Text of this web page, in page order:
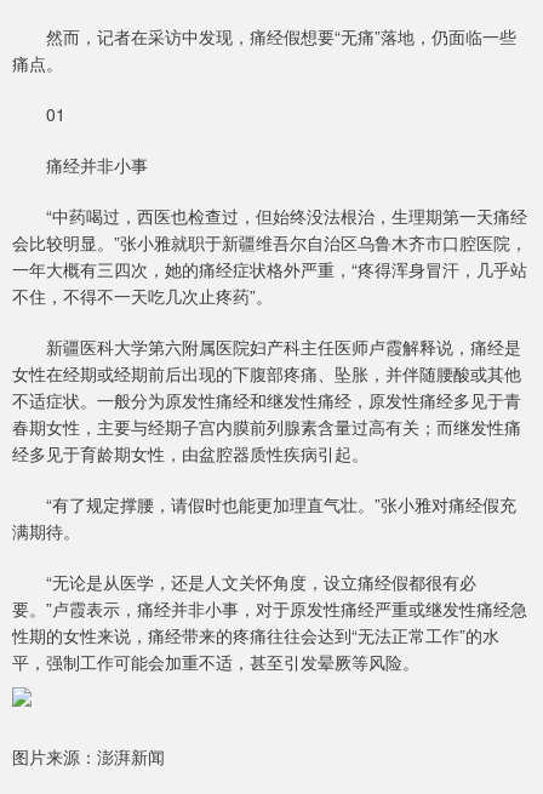
然而，记者在采访中发现，痛经假想要“无痛”落地，仍面临一些
痛点。
01
痛经并非小事
“中药喝过，西医也检查过，但始终没法根治，生理期第一天痛经
会比较明显。”张小雅就职于新疆维吾尔自治区乌鲁木齐市口腔医院，
一年大概有三四次，她的痛经症状格外严重，“疼得浑身冒汗，几乎站
不住，不得不一天吃几次止疼药”。
新疆医科大学第六附属医院妇产科主任医师卢霞解释说，痛经是
女性在经期或经期前后出现的下腹部疼痛、坠胀，并伴随腰酸或其他
不适症状。一般分为原发性痛经和继发性痛经，原发性痛经多见于青
春期女性，主要与经期子宫内膜前列腺素含量过高有关；而继发性痛
经多见于育龄期女性，由盆腔器质性疾病引起。
“有了规定撑腰，请假时也能更加理直气壮。”张小雅对痛经假充
满期待。
“无论是从医学，还是人文关怀角度，设立痛经假都很有必
要。”卢霞表示，痛经并非小事，对于原发性痛经严重或继发性痛经急
性期的女性来说，痛经带来的疼痛往往会达到“无法正常工作”的水
平，强制工作可能会加重不适，甚至引发晕厥等风险。
图片来源：澎湃新闻